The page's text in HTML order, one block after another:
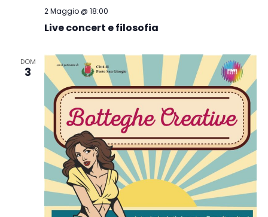
2 Maggio @ 18:00
Live concert e filosofia
DOM
3